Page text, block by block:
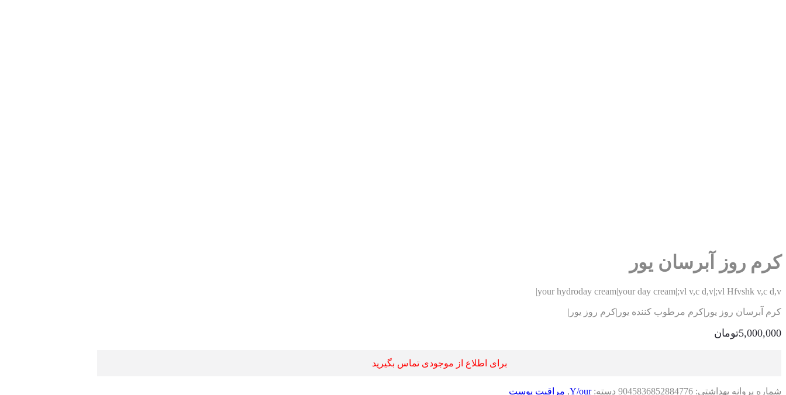
کرم روز آبرسان یور
your hydroday cream|your day cream|;vl v,c d,v|;vl Hfvshk v,c d,v|
کرم آبرسان روز یور|کرم مرطوب کننده یور|کرم روز یور|
5,000,000تومان
برای اطلاع از موجودی تماس بگیرید
شماره پروانه بهداشتی: 9045836852884776 دسته:Y/our
, مراقبت پوست